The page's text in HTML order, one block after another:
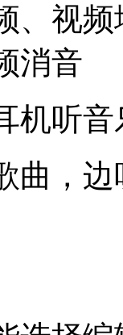
、视
消音
机听
曲，